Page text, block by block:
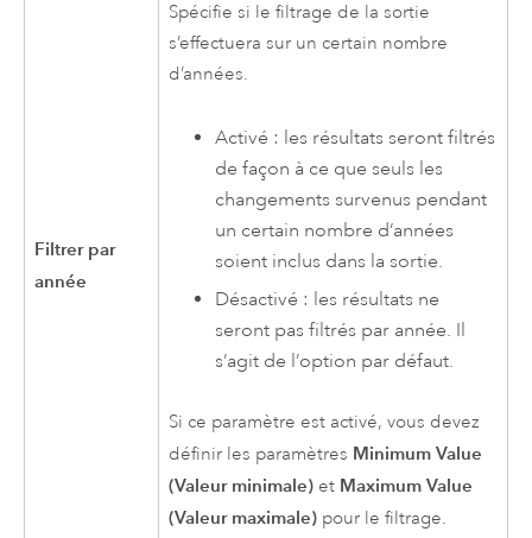
Filtrer par
année
Spécifie si le filtrage de la sortie
s’effectuera sur un certain nombre
d’années.
Activé : les résultats seront filtrés
de façon à ce que seuls les
changements survenus pendant
un certain nombre d’années
soient inclus dans la sortie.
Désactivé : les résultats ne
seront pas filtrés par année. Il
s’agit de l’option par défaut.
Si ce paramètre est activé, vous devez
définir les paramètres Minimum Value
(Valeur minimale) et Maximum Value
(Valeur maximale) pour le filtrage.